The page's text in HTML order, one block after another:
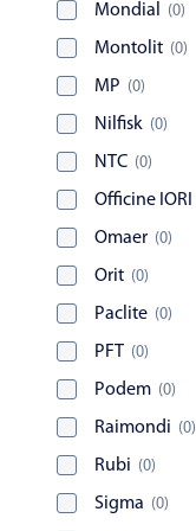
Mondial (0)
Montolit (0)
MP (0)
Nilfisk (0)
NTC (0)
Officine IORI
Omaer (0)
Orit (0)
Paclite (0)
PFT (0)
Podem (0)
Raimondi (0)
Rubi (0)
Sigma (0)